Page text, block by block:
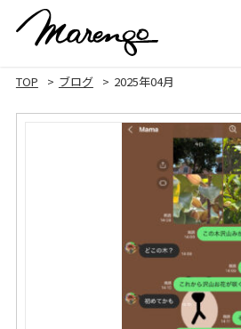
TOP ブログ 2025年04月